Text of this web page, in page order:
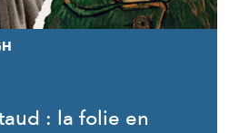
: la folie en